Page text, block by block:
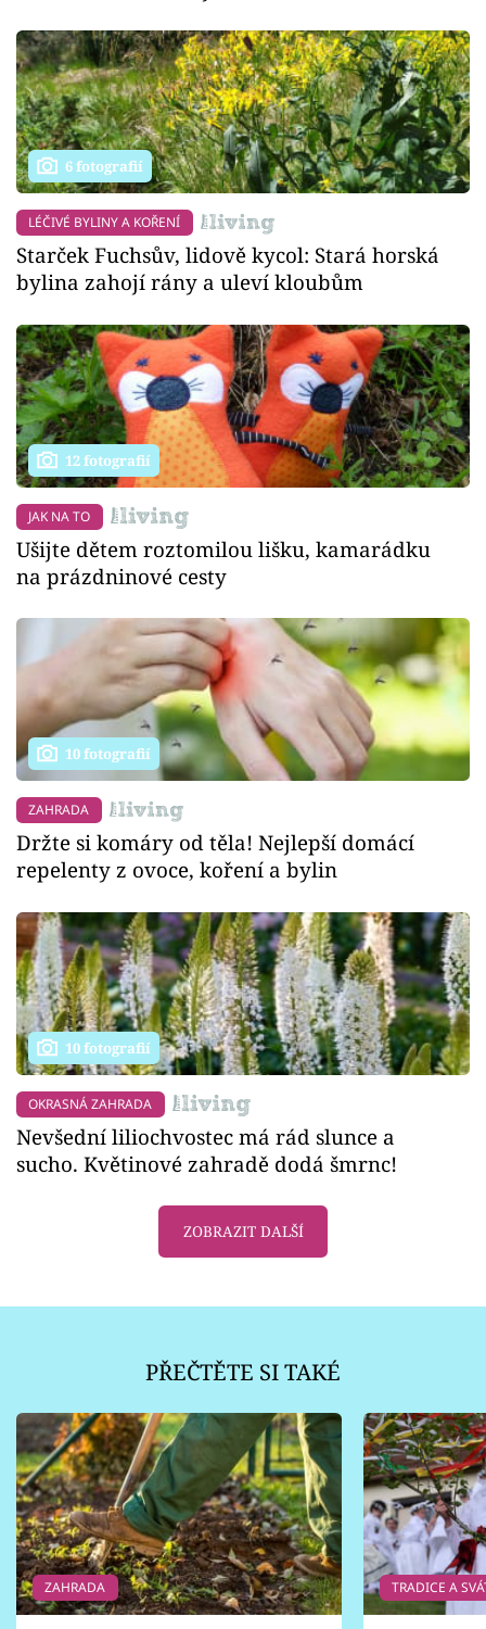
6 fotografií
LÉČIVÉ BYLINY A KOŘENÍ
Starček Fuchsův, lidově kycol: Stará horská
bylina zahojí rány a uleví kloubům
12 fotografií
JAK NA TO
Ušijte dětem roztomilou lišku, kamarádku
na prázdninové cesty
10 fotografií
ZAHRADA
Držte si komáry od těla! Nejlepší domácí
repelenty z ovoce, koření a bylin
10 fotografií
OKRASNÁ ZAHRADA
Nevšední liliochvostec má rád slunce a
sucho. Květinové zahradě dodá šmrnc!
ZOBRAZIT DALŠÍ
PŘEČTĚTE SI TAKÉ
ZAHRADA TRADICE A